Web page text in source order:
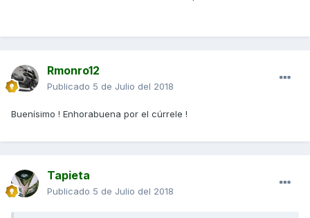
Rmonro12
Publicado 5 de Julio del 2018
Buenísimo ! Enhorabuena por el cúrrele !
Tapieta
Publicado 5 de Julio del 2018